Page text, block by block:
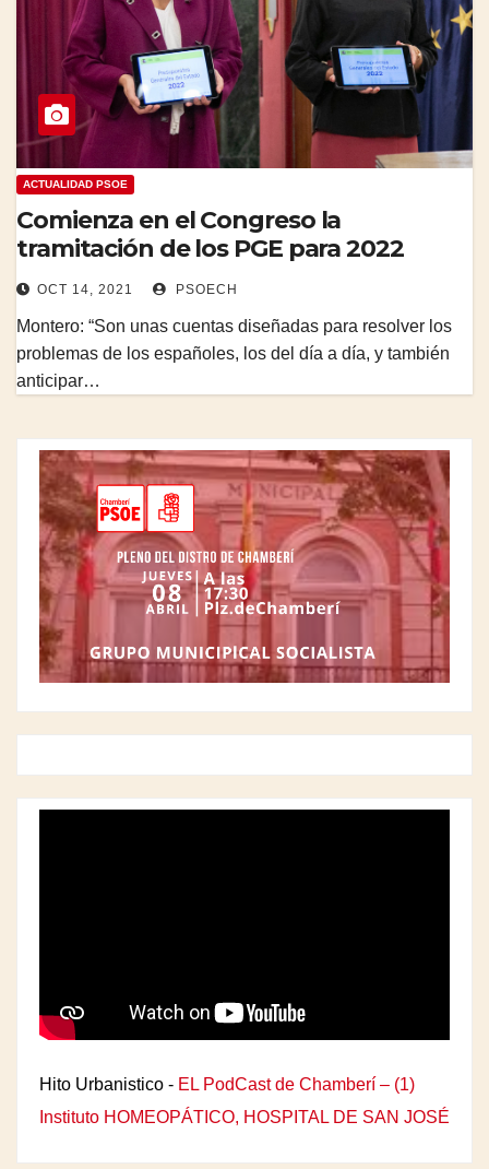
ACTUALIDAD PSOE
Comienza en el Congreso la
tramitación de los PGE para 2022
OCT 14, 2021 PSOECH
Montero: “Son unas cuentas diseñadas para resolver los
problemas de los españoles, los del día a día, y también
anticipar…
Hito Urbanistico - EL PodCast de Chamberí – (1)
Instituto HOMEOPÁTICO, HOSPITAL DE SAN JOSÉ